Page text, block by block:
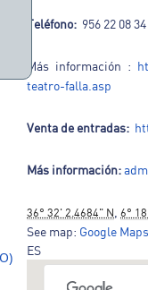
Teléfono: 956 22 08 34
Más información :
teatro-falla.asp
Venta de entradas:
Más información:
36° 32' 2.4684" N 6°
See map: Google Maps
ES